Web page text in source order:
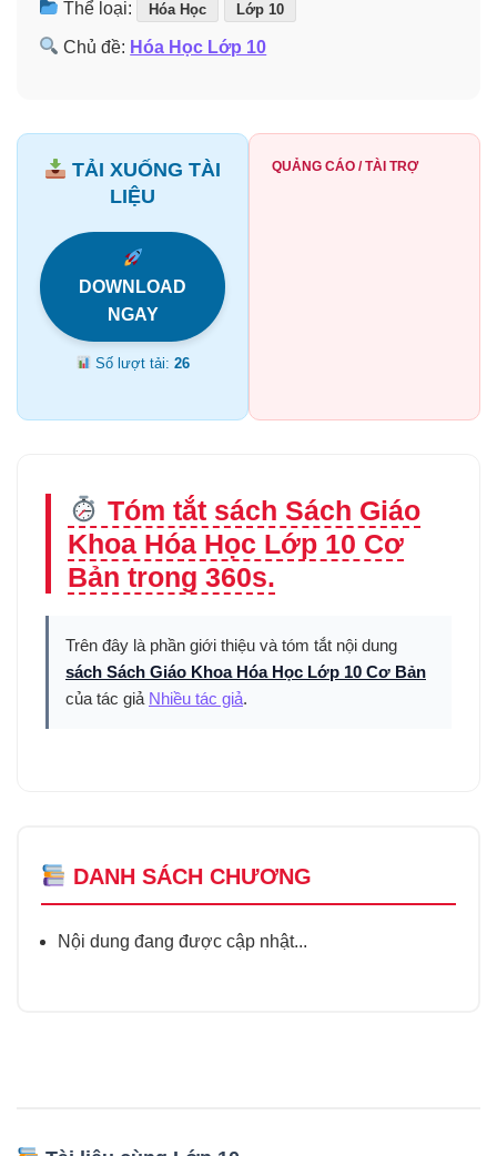
Thể loại: Hóa Học Lớp 10
Chủ đề: Hóa Học Lớp 10
TẢI XUỐNG TÀI
LIỆU
DOWNLOAD
NGAY
Số lượt tải:26
QUẢNG CÁO / TÀI TRỢ
Tóm tắt sách Sách Giáo
Khoa Hóa Học Lớp 10 Cơ
Bản trong 360s.
Trên đây là phần giới thiệu và tóm tắt nội dung
sách Sách Giáo Khoa Hóa Học Lớp 10 Cơ Bản
của tác giả Nhiều tác giả.
DANH SÁCH CHƯƠNG
Nội dung đang được cập nhật...